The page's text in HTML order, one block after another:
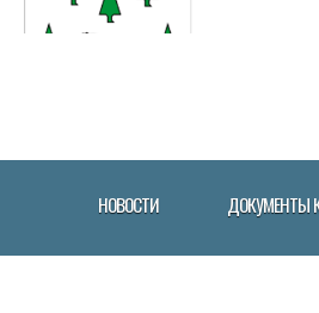
НОВОСТИ ДОКУМЕНТЫ